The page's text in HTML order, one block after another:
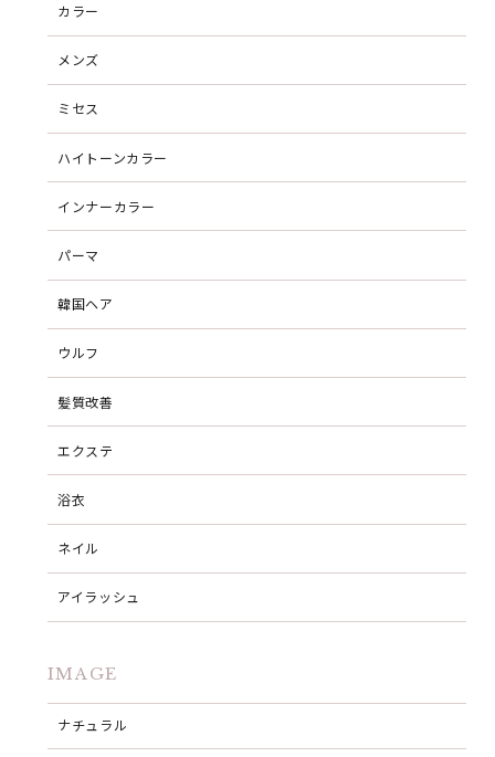
カラー
メンズ
ミセス
ハイトーンカラー
インナーカラー
パーマ
韓国ヘア
ウルフ
髪質改善
エクステ
浴衣
ネイル
アイラッシュ
IMAGE
ナチュラル